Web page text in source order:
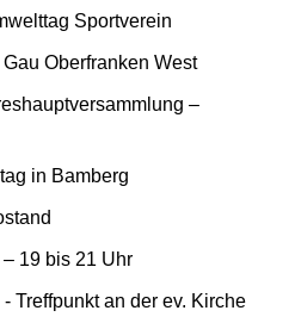
Sportverein
Oberfranken West
–
in Bamberg
19 bis 21 Uhr
Treffpunkt an der ev. Kirche